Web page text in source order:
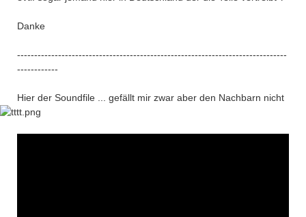
Danke
-------------------------------------------------------------------------------
------------
Hier der Soundfile ... gefällt mir zwar aber den Nachbarn nicht